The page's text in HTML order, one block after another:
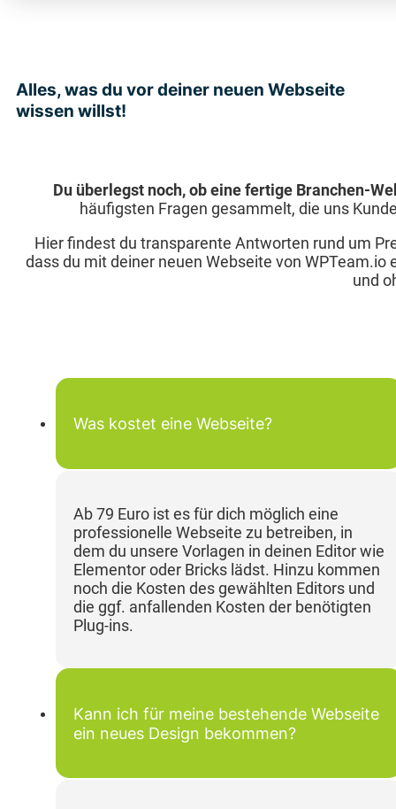
Alles, was du vor deiner neuen Webseite
wissen willst!
Du überlegst noch, ob eine fertige Branchen-
häufigsten Fragen gesammelt, die uns
Hier findest du transparente Antworten rund um
dass du mit deiner neuen Webseite von
und
Was kostet eine Webseite?
Ab 79 Euro ist es für dich möglich eine
professionelle Webseite zu betreiben, in
dem du unsere Vorlagen in deinen Editor wie
Elementor oder Bricks lädst. Hinzu kommen
noch die Kosten des gewählten Editors und
die ggf. anfallenden Kosten der benötigten
Plug-ins.
Kann ich für meine bestehende Webseite
ein neues Design bekommen?